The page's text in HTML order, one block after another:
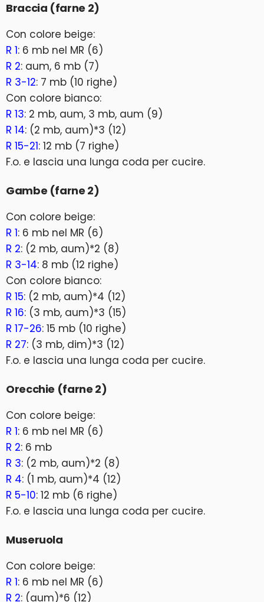
Braccia (farne 2)
Con colore beige:
R 1: 6 mb nel MR (6)
R 2: aum, 6 mb (7)
R 3-12: 7 mb (10 righe)
Con colore bianco:
R 13: 2 mb, aum, 3 mb, aum (9)
R 14: (2 mb, aum)*3 (12)
R 15-21: 12 mb (7 righe)
F.o. e lascia una lunga coda per cucire.
Gambe (farne 2)
Con colore beige:
R 1: 6 mb nel MR (6)
R 2: (2 mb, aum)*2 (8)
R 3-14: 8 mb (12 righe)
Con colore bianco:
R 15: (2 mb, aum)*4 (12)
R 16: (3 mb, aum)*3 (15)
R 17-26: 15 mb (10 righe)
R 27: (3 mb, dim)*3 (12)
F.o. e lascia una lunga coda per cucire.
Orecchie (farne 2)
Con colore beige:
R 1: 6 mb nel MR (6)
R 2: 6 mb
R 3: (2 mb, aum)*2 (8)
R 4: (1 mb, aum)*4 (12)
R 5-10: 12 mb (6 righe)
F.o. e lascia una lunga coda per cucire.
Museruola
Con colore beige:
R 1: 6 mb nel MR (6)
R 2: (aum)*6 (12)